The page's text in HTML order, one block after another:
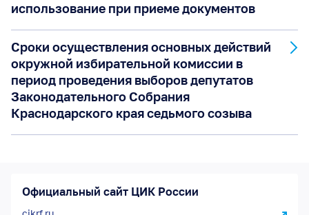
использование при приеме документов
Сроки осуществления основных действий
окружной избирательной комиссии в
период проведения выборов депутатов
Законодательного Собрания
Краснодарского края седьмого созыва
Официальный сайт ЦИК России